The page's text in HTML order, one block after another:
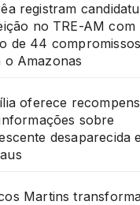
registram
no TRE-AM com
de 44 compromissos
o Amazonas
oferece
sobre
desaparecida
Martins